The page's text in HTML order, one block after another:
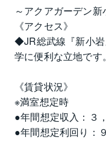
～アクアガーデン
《アクセス》
◆JR総武線『新小岩
学に便利な立地です。
《賃貸状況》
※満室想定時
●年間想定収入：３
●年間想定利回り：